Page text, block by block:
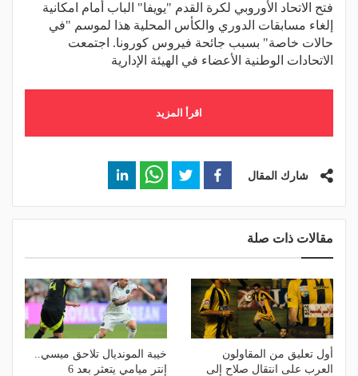
فتح الاتحاد الأوروبي لكرة القدم "يويفا" الباب أمام امكانية
إلغاء مسابقات الدوري والكأس المحلية هذا لموسم "في
حالات خاصة" بسبب جائحة فيروس كورونا. اجتمعت
الاتحادات الوطنية الأعضاء في الهيئة الإدارية
اقرأ المزيد
شارك المقال
مقالات ذات صلة
أول تعليق من المقاولون
العرب على انتقال صلاح إلى
خيبة المونديال تلاحق ميسي..
إنتر ميامي يتعثر بعد 6